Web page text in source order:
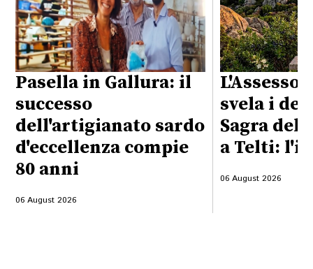
Pasella in Gallura: il
successo
dell'artigianato sardo
d'eccellenza compie
80 anni
06 August 2026
svela i
Sagra del
a Telti:
06 August 2026